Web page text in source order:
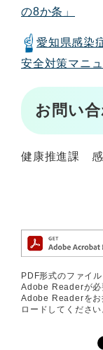
の8か条」
愛知県感染
安全対策マニ
お問い
健康推進課 感
PDF形式のファイ
Adobe Readerが必
Adobe Readerをお
ロードしてください